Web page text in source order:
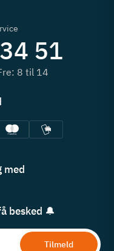
51
8 til 14
med
besked 🔔
Tilmeld